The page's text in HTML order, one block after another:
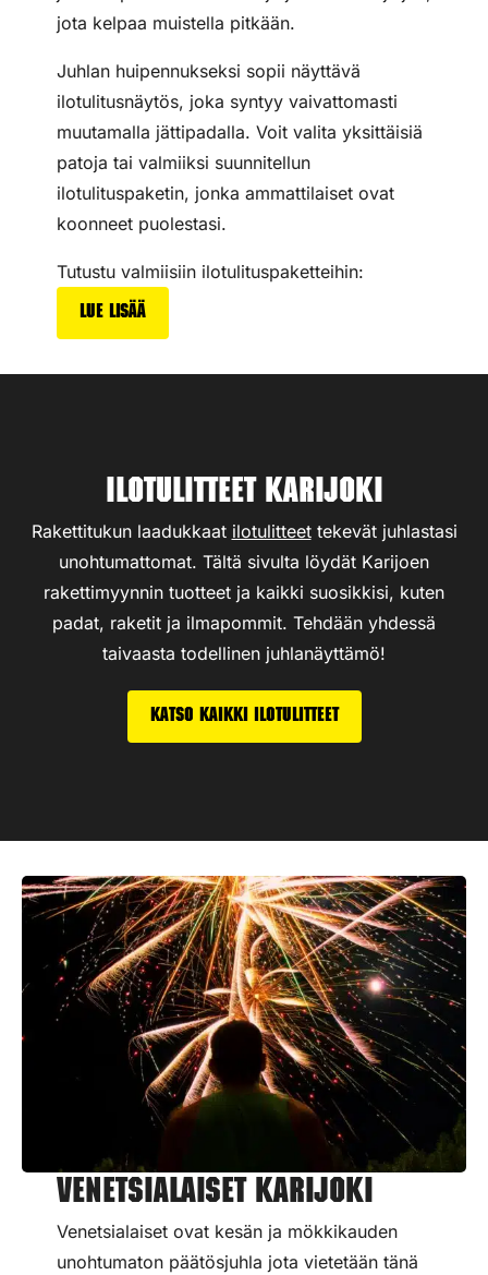
jota kelpaa muistella pitkään.
Juhlan huipennukseksi sopii näyttävä
ilotulitusnäytös, joka syntyy vaivattomasti
muutamalla jättipadalla. Voit valita yksittäisiä
patoja tai valmiiksi suunnitellun
ilotulituspaketin, jonka ammattilaiset ovat
koonneet puolestasi.
Tutustu valmiisiin ilotulituspaketteihin:
Lue lisää
Ilotulitteet Karijoki
Rakettitukun laadukkaat ilotulitteettekevät juhlastasi
unohtumattomat. Tältä sivulta löydät Karijoen
rakettimyynnin tuotteet ja kaikki suosikkisi, kuten
padat, raketit ja ilmapommit. Tehdään yhdessä
taivaasta todellinen juhlanäyttämö!
Katso kaikki ilotulitteet
Venetsialaiset Karijoki
Venetsialaiset ovat kesän ja mökkikauden
unohtumaton päätösjuhla jota vietetään tänä